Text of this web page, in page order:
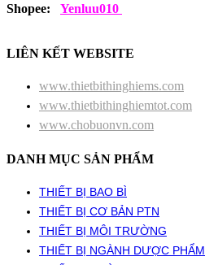
Shopee:
Yenluu010
LIÊN KẾT WEBSITE
www.thietbithinghiems.com
www.thietbithinghiemtot.com
www.chobuonvn.com
DANH MỤC SẢN PHẨM
THIẾT BỊ BAO BÌ
THIẾT BỊ CƠ BẢN PTN
THIẾT BỊ MÔI TRƯỜNG
THIẾT BỊ NGÀNH DƯỢC PHẨM